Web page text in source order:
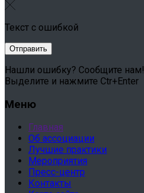
Текст с ошибкой
Нашли ошибку? Сообщите нам!
Выделите и нажмите Ctr+Enter
Меню
Главная
Об ассоциации
Лучшие практики
Мероприятия
Пресс-центр
Контакты